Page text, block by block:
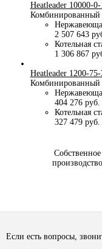
Heatleader 10000-0-
Комбинированный
2 507 643
Котельная
1 306 867
Heatleader 1200-75-
Комбинированный
404 276 руб.
Котельная
327 479 руб.
Собственное
производство
Если есть вопросы,